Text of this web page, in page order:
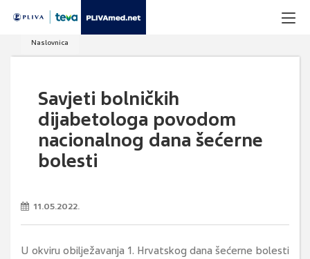
Naslovnica
Savjeti bolničkih
dijabetologa povodom
nacionalnog dana šećerne
bolesti
11.05.2022.
U okviru obilježavanja 1. Hrvatskog dana šećerne bolesti